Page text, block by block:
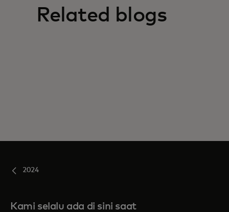
Related blogs
2024
Kami selalu ada di sini saat